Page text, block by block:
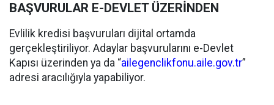
BAŞVURULAR E-DEVLET ÜZERİNDEN
Evlilik kredisi başvuruları dijital ortamda
gerçekleştiriliyor. Adaylar başvurularını e-Devlet
Kapısı üzerinden ya da “ailegenclikfonu.aile.gov.tr”
adresi aracılığıyla yapabiliyor.